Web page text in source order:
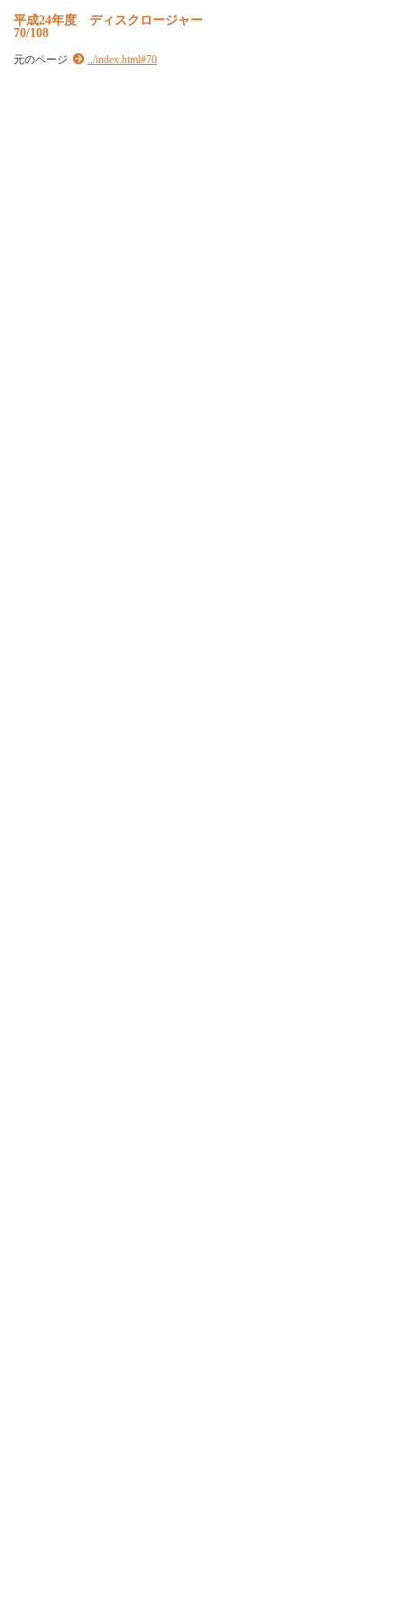
平成24年度 ディ スク ロージャー
70/108
元のページ ../index.html#70